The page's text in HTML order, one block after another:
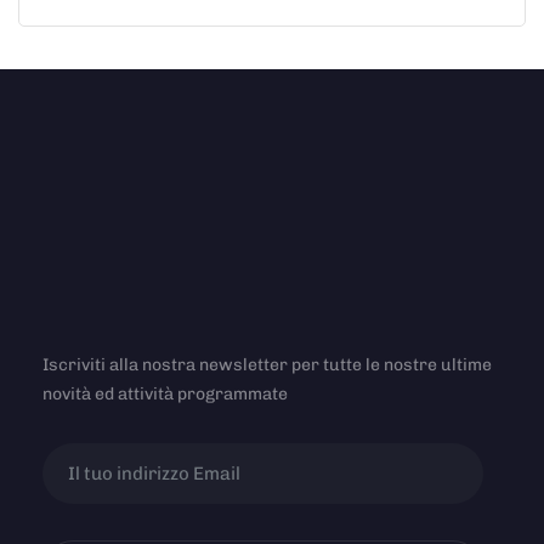
Iscriviti alla nostra newsletter per tutte le nostre ultime
novità ed attività programmate